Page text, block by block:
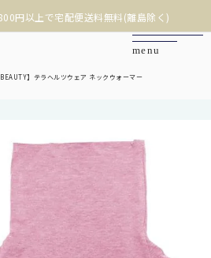
】税込33,000円以上で3%OFF
BEAUTY】テラヘルツウェア ネックウォーマー